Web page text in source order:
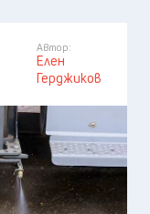
Автор:
Елен
Герджиков